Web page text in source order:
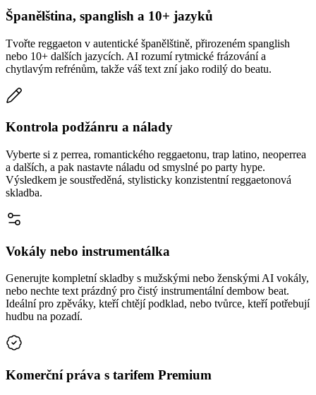
Španělština, spanglish a 10+ jazyků
Tvořte reggaeton v autentické španělštině, přirozeném spanglish
nebo 10+ dalších jazycích. AI rozumí rytmické frázování a
chytlavým refrénům, takže váš text zní jako rodilý do beatu.
Kontrola podžánru a nálady
Vyberte si z perrea, romantického reggaetonu, trap latino, neoperrea
a dalších, a pak nastavte náladu od smyslné po party hype.
Výsledkem je soustředěná, stylisticky konzistentní reggaetonová
skladba.
Vokály nebo instrumentálka
Generujte kompletní skladby s mužskými nebo ženskými AI vokály,
nebo nechte text prázdný pro čistý instrumentální dembow beat.
Ideální pro zpěváky, kteří chtějí podklad, nebo tvůrce, kteří potřebují
hudbu na pozadí.
Komerční práva s tarifem Premium